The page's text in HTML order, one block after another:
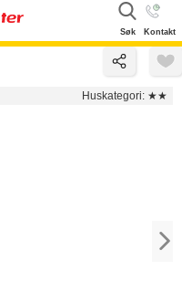
Kontakt
Søk
Huskategori: ★★